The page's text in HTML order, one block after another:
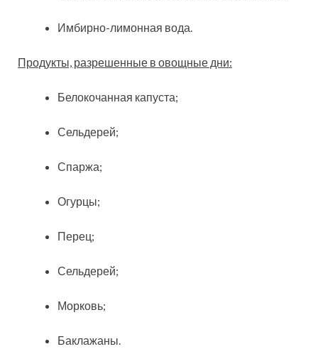
Имбирно-лимонная вода.
Продукты, разрешенные в овощные дни:
Белокочанная капуста;
Сельдерей;
Спаржа;
Огурцы;
Перец;
Сельдерей;
Морковь;
Баклажаны.